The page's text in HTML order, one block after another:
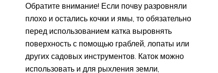
Обратите внимание! Если почву разровняли
плохо и остались кочки и ямы, то обязательно
перед использованием катка выровнять
поверхность с помощью граблей, лопаты или
других садовых инструментов. Каток можно
использовать и для рыхления земли,